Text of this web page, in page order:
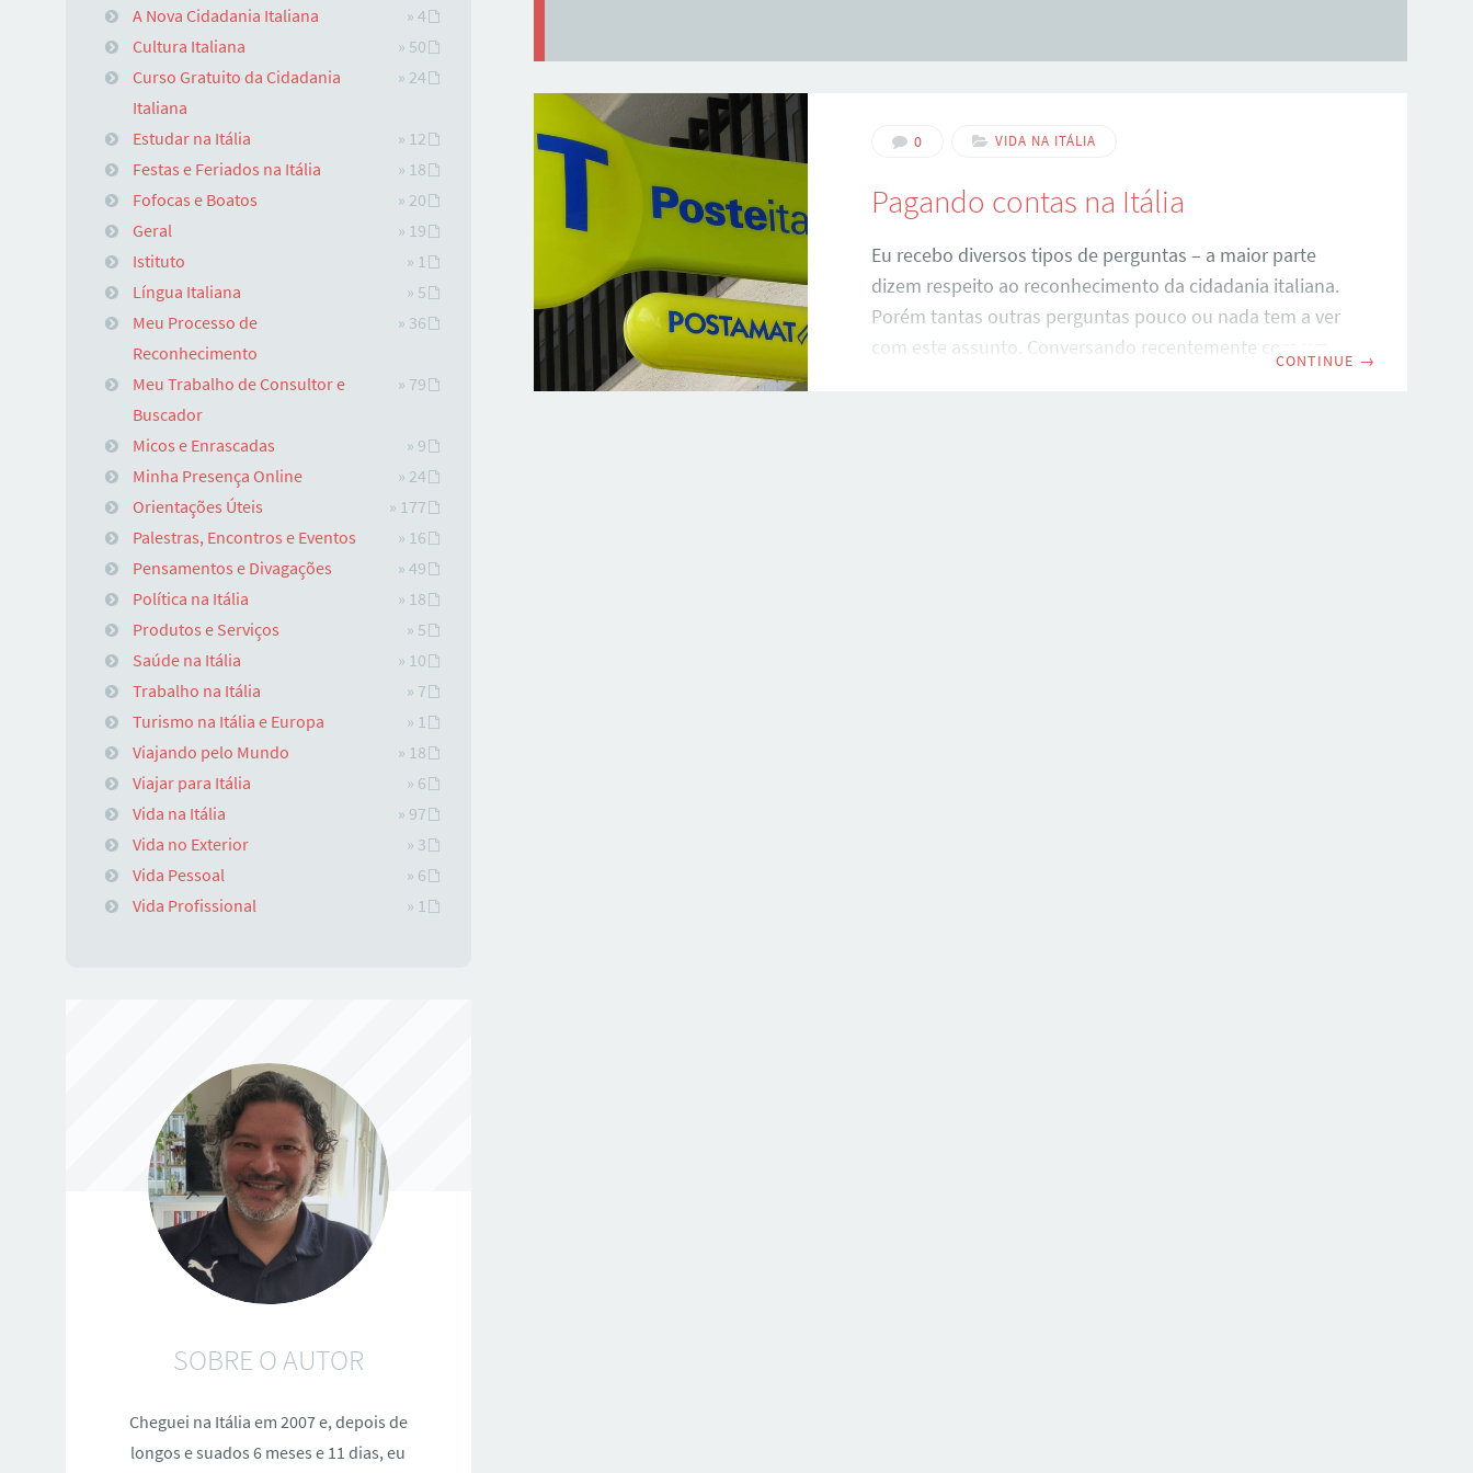
0 VIDA NA ITÁLIA
Pagando contas na Itália
Eu recebo diversos tipos de perguntas – a maior parte
dizem respeito ao reconhecimento da cidadania italiana.
Porém tantas outras perguntas pouco ou nada tem a ver
com este assunto. Conversando recentemente com um
CONTINUE →
A Nova Cidadania Italiana
» 4
Cultura Italiana
» 50
Curso Gratuito da Cidadania
Italiana
» 24
Estudar na Itália
» 12
Festas e Feriados na Itália
» 18
Fofocas e Boatos
» 20
Geral
» 19
Istituto
» 1
Língua Italiana
» 5
Meu Processo de
Reconhecimento
» 36
Meu Trabalho de Consultor e
Buscador
» 79
Micos e Enrascadas
» 9
Minha Presença Online
» 24
Orientações Úteis
» 177
Palestras, Encontros e Eventos
» 16
Pensamentos e Divagações
» 49
Política na Itália
» 18
Produtos e Serviços
» 5
Saúde na Itália
» 10
Trabalho na Itália
» 7
Turismo na Itália e Europa
» 1
Viajando pelo Mundo
» 18
Viajar para Itália
» 6
Vida na Itália
» 97
Vida no Exterior
» 3
Vida Pessoal
» 6
Vida Profissional
» 1
SOBRE O AUTOR
Cheguei na Itália em 2007 e, depois de
longos e suados 6 meses e 11 dias, eu